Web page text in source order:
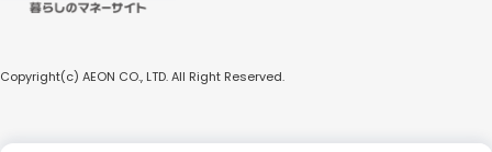
Copyright(c) AEON CO., LTD. All Right Reserved.